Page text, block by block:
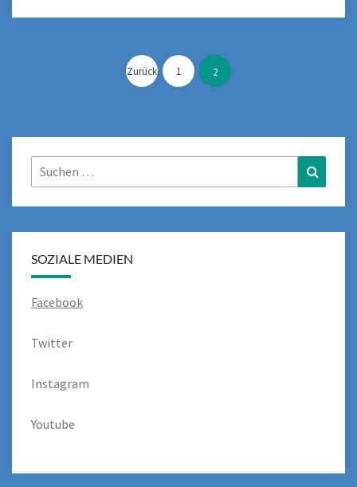
Seitennummerierung
der
Beiträge
Zurück 1 2
Suchen
nach:
SOZIALE MEDIEN
Facebook
Twitter
Instagram
Youtube